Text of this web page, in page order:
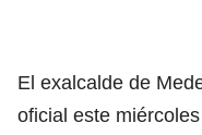
El exalcalde de
oficial este